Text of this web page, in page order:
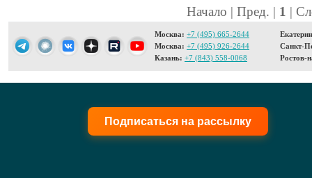
Начало | Пред. | 1 |
Москва: +7 (495) 665-2644
Москва: +7 (495) 926-2644
Казань: +7 (843) 558-0068
Санкт-
Ростов-
Подписаться на рассылку